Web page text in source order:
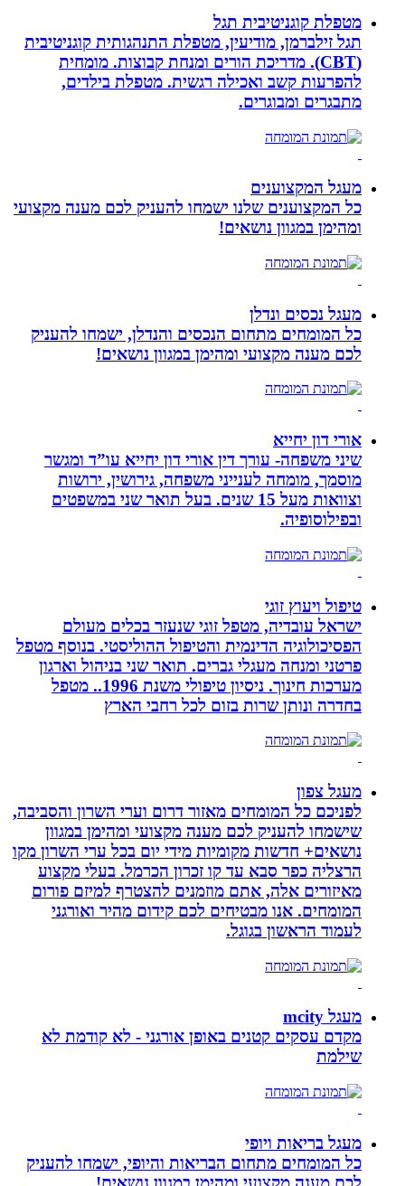
מטפלת קוגניטיבית תגל
תגל זילברמן, מודיעין, מטפלת התנהגותית קוגניטיבית
(CBT). מדריכת הורים ומנחת קבוצות. מומחית
להפרעות קשב ואכילה רגשית. מטפלת בילדים,
מתבגרים ומבוגרים.
מעגל המקצוענים
כל המקצוענים שלנו ישמחו להעניק לכם מענה מקצועי
ומהימן במגוון נושאים!
מעגל נכסים ונדלן
כל המומחים מתחום הנכסים והנדלן, ישמחו להעניק
לכם מענה מקצועי ומהימן במגוון נושאים!
אורי דון יחייא
שיני משפחה- עורך דין אורי דון יחייא עו”ד ומגשר
מוסמך, מומחה לענייני משפחה, גירושין, ירושות
וצוואות מעל 15 שנים. בעל תואר שני במשפטים
ובפילוסופיה.
טיפול ויעוץ זוגי
ישראל עובדיה, מטפל זוגי שנעזר בכלים מעולם
הפסיכולוגיה הדינמית והטיפול ההוליסטי. בנוסף מטפל
פרטני ומנחה מעגלי גברים. תואר שני בניהול וארגון
מערכות חינוך. ניסיון טיפולי משנת 1996.. מטפל
בחדרה ונותן שרות בזום לכל רחבי הארץ
מעגל צפון
לפניכם כל המומחים מאזור דרום וערי השרון והסביבה,
שישמחו להעניק לכם מענה מקצועי ומהימן במגוון
נושאים+ חדשות מקומיות מידי יום בכל ערי השרון מקו
הרצליה כפר סבא עד קו זכרון הכרמל. בעלי מקצוע
מאיזורים אלה, אתם מוזמנים להצטרף למיזם פורום
המומחים. אנו מבטיחים לכם קידום מהיר ואורגני
לעמוד הראשון בגוגל.
מעגל mcity
מקדם עסקים קטנים באופן אורגני - לא קודמת לא
שילמת
מעגל בריאות ויופי
כל המומחים מתחום הבריאות והיופי, ישמחו להעניק